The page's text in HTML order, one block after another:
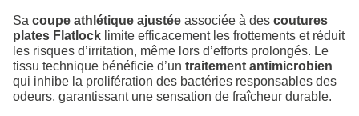
Sa coupe athlétique ajustée associée à des coutures
plates Flatlock limite efficacement les frottements et réduit
les risques d’irritation, même lors d’efforts prolongés. Le
tissu technique bénéficie d’un traitement antimicrobien
qui inhibe la prolifération des bactéries responsables des
odeurs, garantissant une sensation de fraîcheur durable.